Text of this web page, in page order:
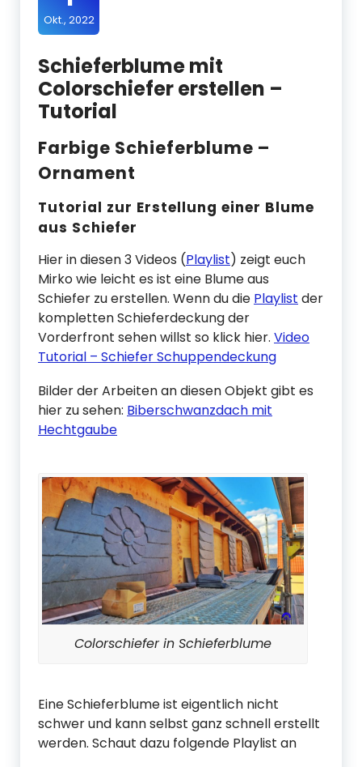
Okt., 2022
Schieferblume mit
Colorschiefer erstellen –
Tutorial
Farbige Schieferblume –
Ornament
Tutorial zur Erstellung einer Blume
aus Schiefer
Hier in diesen 3 Videos (Playlist) zeigt euch
Mirko wie leicht es ist eine Blume aus
Schiefer zu erstellen. Wenn du die Playlist der
kompletten Schieferdeckung der
Vorderfront sehen willst so klick hier. Video
Tutorial – Schiefer Schuppendeckung
Bilder der Arbeiten an diesen Objekt gibt es
hier zu sehen: Biberschwanzdach mit
Hechtgaube
Colorschiefer in Schieferblume
Eine Schieferblume ist eigentlich nicht
schwer und kann selbst ganz schnell erstellt
werden. Schaut dazu folgende Playlist an